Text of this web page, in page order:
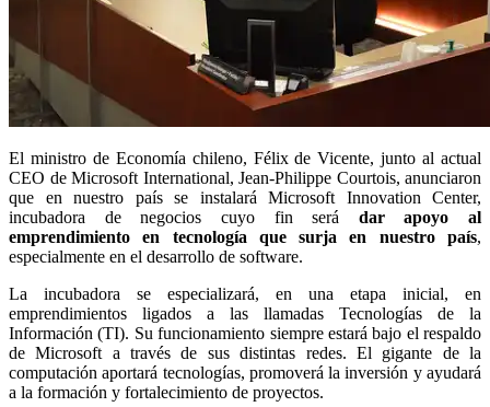
El ministro de Economía chileno, Félix de Vicente, junto al actual
CEO de Microsoft International, Jean-Philippe Courtois, anunciaron
que en nuestro país se instalará Microsoft Innovation Center,
incubadora de negocios cuyo fin será dar apoyo al
emprendimiento en tecnología que surja en nuestro país,
especialmente en el desarrollo de software.
La incubadora se especializará, en una etapa inicial, en
emprendimientos ligados a las llamadas Tecnologías de la
Información (TI). Su funcionamiento siempre estará bajo el respaldo
de Microsoft a través de sus distintas redes. El gigante de la
computación aportará tecnologías, promoverá la inversión y ayudará
a la formación y fortalecimiento de proyectos.